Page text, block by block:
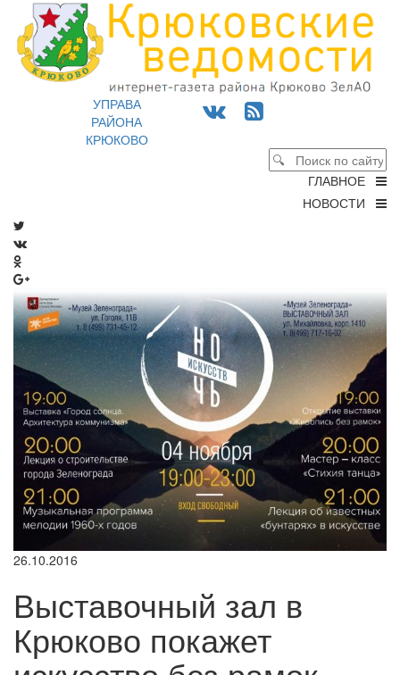
УПРАВА
РАЙОНА
КРЮКОВО
ГЛАВНОЕ
НОВОСТИ
26.10.2016
Выставочный зал в
Крюково покажет